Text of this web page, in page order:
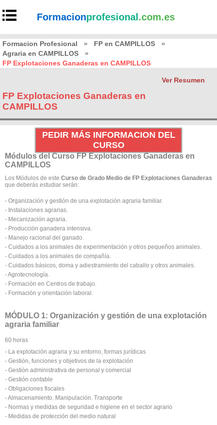
Formacionprofesional .com.es
Formacion Profesional » FP en CAMPILLOS
»
Agraria en CAMPILLOS
»
FP Explotaciones Ganaderas en CAMPILLOS
Ver Resumen
FP Explotaciones Ganaderas en
CAMPILLOS
PEDIR MÁS INFORMACION DEL
CURSO
Módulos del Curso FP Explotaciones Ganaderas en
CAMPILLOS
Los Módulos de este Curso de Grado Medio de FP Explotaciones Ganaderas
que deberás estudiar serán:
- Organización y gestión de una explotación agraria familiar.
- Instalaciones agrarias.
- Mecanización agraria.
- Producción ganadera intensiva.
- Manejo racional del ganado.
- Cuidados a los animales de experimentación y otros pequeños animales.
- Cuidados a los animales de compañía.
- Cuidados básicos, doma y adiestramiento del caballo y otros animales.
- Agrotecnología.
- Formación en Centros de trabajo.
- Formación y orientación laboral.
MÓDULO 1: Organización y gestión de una explotación
agraria familiar
60 horas
- La explotación agraria y su entorno, formas jurídicas
- Gestión, funciones y objetivos de la explotación
- Gestión administrativa de personal y comercial
- Gestión contable
- Obligaciones fiscales
- Almacenamiento. Manipulación. Transporte
- Normas y medidas de seguridad e higiene en el sector agrario
- Medidas de protección del medio natural